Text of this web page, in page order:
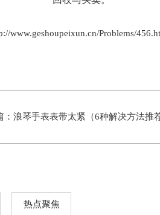
www.geshoupeixun.cn/Problems/
： 浪琴手表表带太紧（6种解决方法推
热点聚焦